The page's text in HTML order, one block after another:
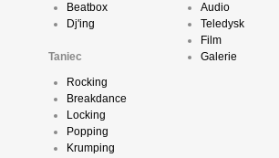
Beatbox
Dj'ing
Taniec
Rocking
Breakdance
Locking
Popping
Krumping
Audio
Teledysk
Film
Galerie